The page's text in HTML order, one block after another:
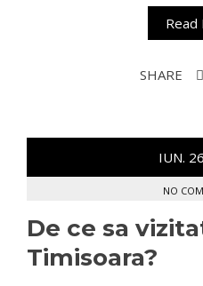
Read
SHARE
IUN. 26
NO
De ce sa
Timisoara?